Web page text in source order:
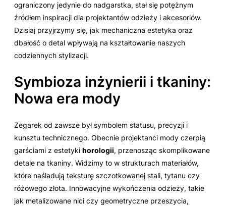
ograniczony jedynie do nadgarstka, stał się potężnym
źródłem inspiracji dla projektantów odzieży i akcesoriów.
Dzisiaj przyjrzymy się, jak mechaniczna estetyka oraz
dbałość o detal wpływają na kształtowanie naszych
codziennych stylizacji.
Symbioza inżynierii i tkaniny:
Nowa era mody
Zegarek od zawsze był symbolem statusu, precyzji i
kunsztu technicznego. Obecnie projektanci mody czerpią
garściami z estetyki horologii, przenosząc skomplikowane
detale na tkaniny. Widzimy to w strukturach materiałów,
które naśladują teksturę szczotkowanej stali, tytanu czy
różowego złota. Innowacyjne wykończenia odzieży, takie
jak metalizowane nici czy geometryczne przeszycia,